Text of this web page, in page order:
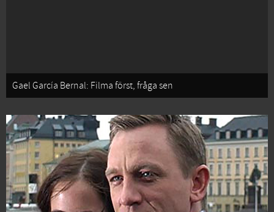
Gael García Bernal: Filma först, fråga sen